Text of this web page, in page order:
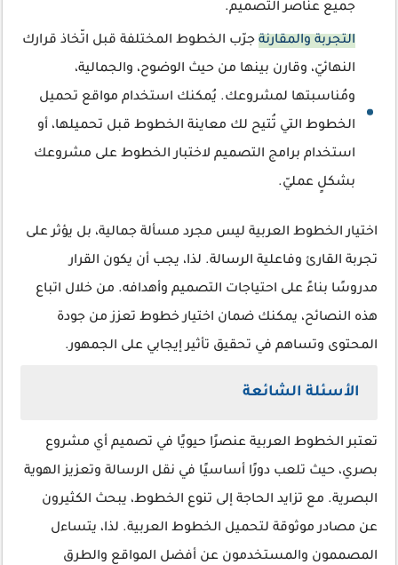
جميع عناصر التصميم.
التجربة والمقارنة جرّب الخطوط المختلفة قبل اتّخاذ قرارك
النهائيّ، وقارن بينها من حيث الوضوح، والجمالية،
ومُناسبتها لمشروعك. يُمكنك استخدام مواقع تحميل
الخطوط التي تُتيح لك معاينة الخطوط قبل تحميلها، أو
استخدام برامج التصميم لاختبار الخطوط على مشروعك
بشكلٍ عمليّ.
اختيار الخطوط العربية ليس مجرد مسألة جمالية، بل يؤثر على
تجربة القارئ وفاعلية الرسالة. لذا، يجب أن يكون القرار
مدروسًا بناءً على احتياجات التصميم وأهدافه. من خلال اتباع
هذه النصائح، يمكنك ضمان اختيار خطوط تعزز من جودة
المحتوى وتساهم في تحقيق تأثير إيجابي على الجمهور.
الأسئلة الشائعة
تعتبر الخطوط العربية عنصرًا حيويًا في تصميم أي مشروع
بصري، حيث تلعب دورًا أساسيًا في نقل الرسالة وتعزيز الهوية
البصرية. مع تزايد الحاجة إلى تنوع الخطوط، يبحث الكثيرون
عن مصادر موثوقة لتحميل الخطوط العربية. لذا، يتساءل
المصممون والمستخدمون عن أفضل المواقع والطرق